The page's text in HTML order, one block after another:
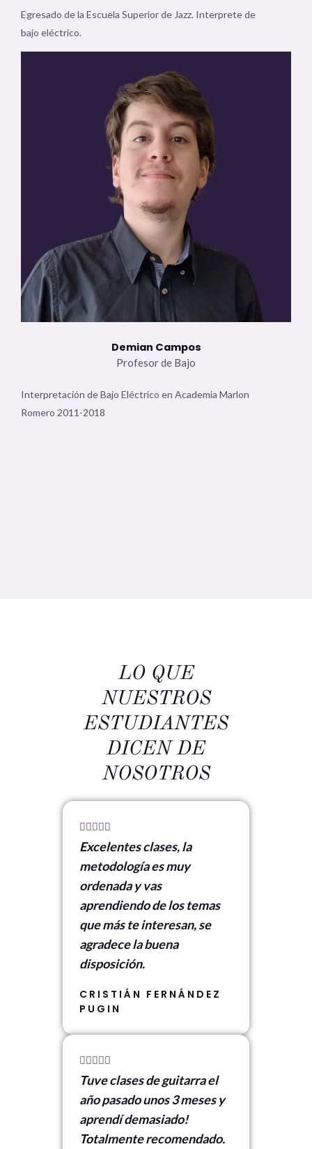
Egresado de la Escuela Superior de Jazz. Interprete de
bajo eléctrico.
Demian Campos
Profesor de Bajo
Interpretación de Bajo Eléctrico en Academia Marlon
Romero 2011-2018
LO QUE
NUESTROS
ESTUDIANTES
DICEN DE
NOSOTROS

/
5
Excelentes clases, la
metodología es muy
ordenada y vas
aprendiendo de los temas
que más te interesan, se
agradece la buena
disposición.
CRISTIÁN FERNÁNDEZ
PUGIN

/
5
Tuve clases de guitarra el
año pasado unos 3 meses y
aprendí demasiado!
Totalmente recomendado.